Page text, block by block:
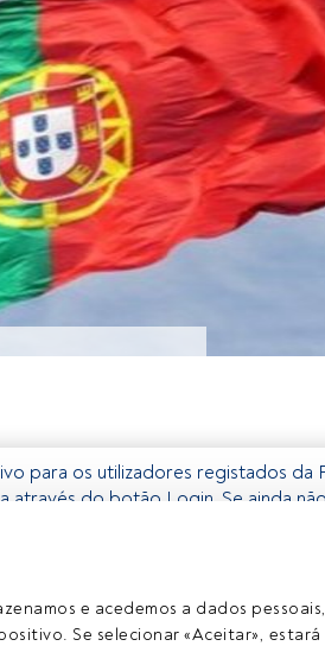
e acedemos a dados
Se selecionar «Aceitar»,
para os utilizadores registados da
através do botão Login. Se ainda
Aceder a Fundspeople